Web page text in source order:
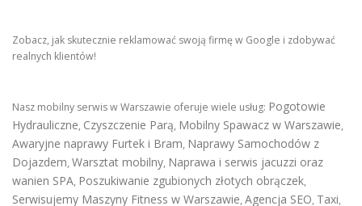
Zobacz, jak skutecznie reklamować swoją firmę w Google i zdobywać
realnych klientów!
Nasz mobilny serwis w Warszawie oferuje wiele usług: Pogotowie
Hydrauliczne, Czyszczenie Parą, Mobilny Spawacz w Warszawie,
Awaryjne naprawy Furtek i Bram, Naprawy Samochodów z
Dojazdem, Warsztat mobilny, Naprawa i serwis jacuzzi oraz
wanien SPA, Poszukiwanie zgubionych złotych obrączek,
Serwisujemy Maszyny Fitness w Warszawie, Agencja SEO, Taxi,